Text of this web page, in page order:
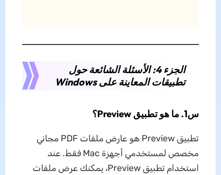
الجزء 4: الأسئلة الشائعة حول
تطبيقات المعاينة على Windows
س1. ما هو تطبيق Preview؟
تطبيق Preview هو عارض ملفات PDF مجاني
مخصص لمستخدمي أجهزة Mac فقط. عند
استخدام تطبيق Preview، يمكنك عرض ملفات